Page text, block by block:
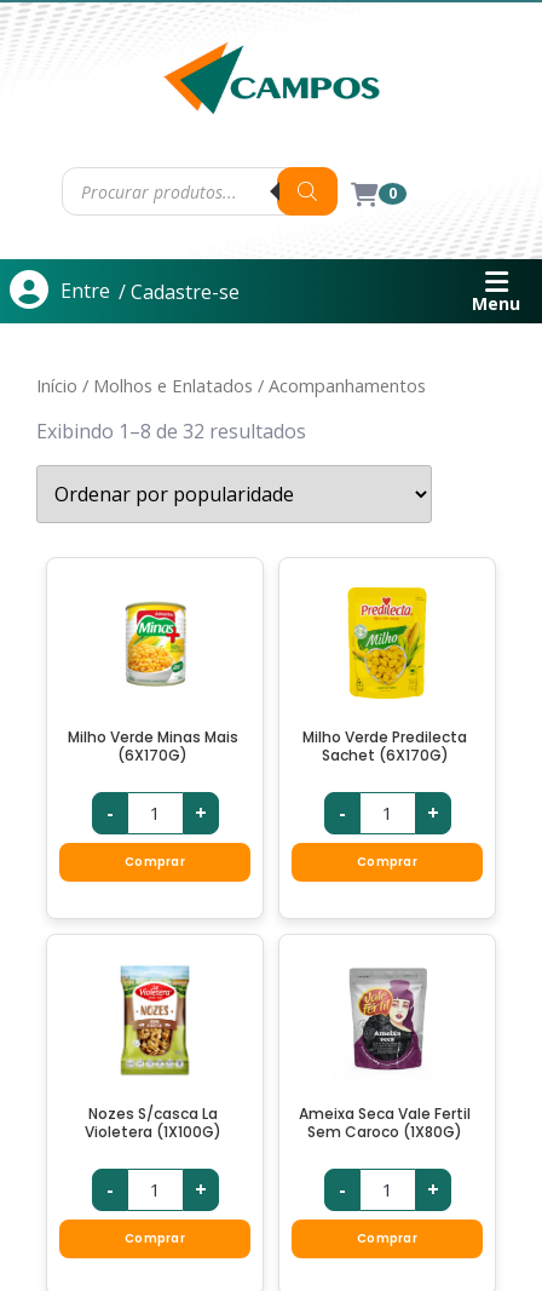
0
Entre / Cadastre-se Menu
Início / Molhos e Enlatados / Acompanhamentos
Exibindo 1–8 de 32 resultados
Milho Verde Minas Mais
(6X170G)
- +
Comprar
Milho Verde Predilecta
Sachet (6X170G)
- +
Comprar
Nozes S/casca La
Violetera (1X100G)
- +
Comprar
Ameixa Seca Vale Fertil
Sem Caroco (1X80G)
- +
Comprar